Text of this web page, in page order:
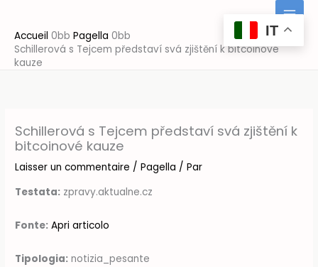
contenu
Accueil
Pagella
Schillerová s Tejcem představí svá zjištění k bitcoinové
kauze
Schillerová s Tejcem představí svá zjištění k
bitcoinové kauze
Laisser un commentaire /Pagella / Par
Testata: zpravy.aktualne.cz
Fonte: Apri articolo
Tipologia: notizia_pesante
IT